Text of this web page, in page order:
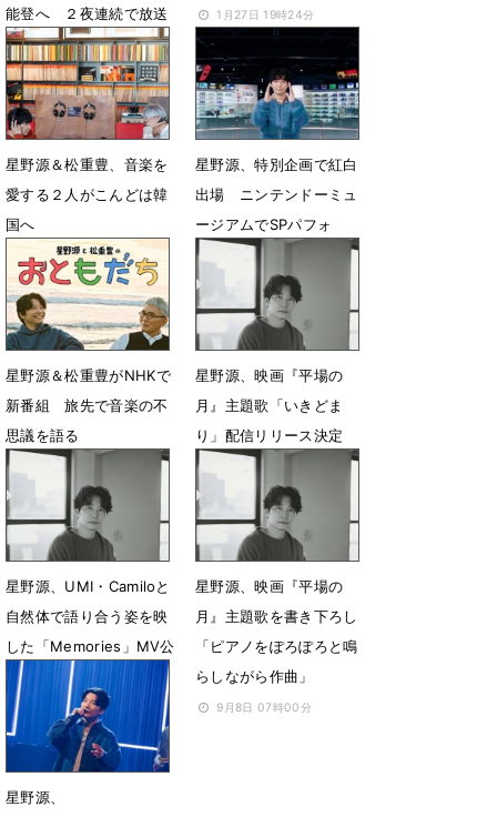
能登へ ２夜連続で放送
2月24日 21時12分
1月27日 19時24分
星野源＆松重豊、音楽を
愛する２人がこんどは韓
国へ
1月9日 17時43分
星野源、特別企画で紅白
出場 ニンテンドーミュ
ージアムでSPパフォ
星野源＆松重豊がNHKで
新番組 旅先で音楽の不
思議を語る
星野源、映画『平場の
月』主題歌「いきどま
り」配信リリース決定
星野源、UMI・Camiloと
自然体で語り合う姿を映
した「Memories」MV公
開
11月3日 21時10分
星野源、映画『平場の
月』主題歌を書き下ろし
「ピアノをぽろぽろと鳴
らしながら作曲」
9月8日 07時00分
星野源、